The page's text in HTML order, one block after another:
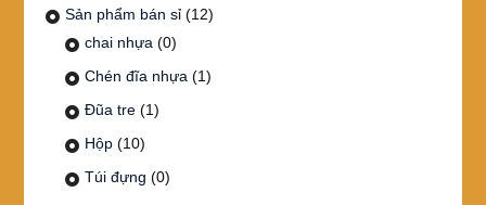
Sản phẩm bán sỉ (12)
chai nhựa (0)
Chén đĩa nhựa (1)
Đũa tre (1)
Hộp (10)
Túi đựng (0)